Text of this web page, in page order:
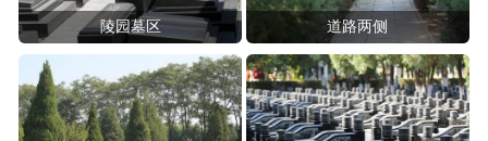
陵园墓区 道路两侧